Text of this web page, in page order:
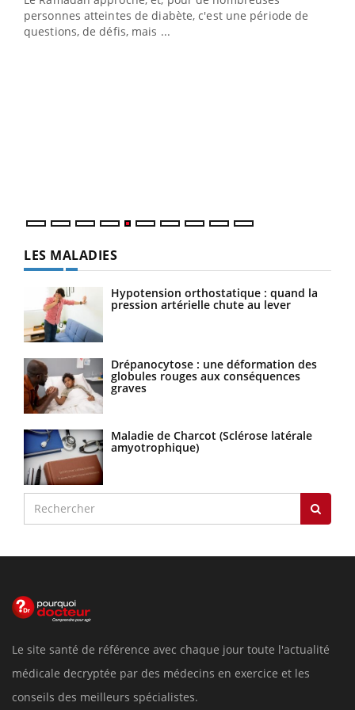
personnes atteintes de diabète, c'est une période de
questions, de défis, mais ...
LES MALADIES
Hypotension orthostatique : quand la
pression artérielle chute au lever
Drépanocytose : une déformation des
globules rouges aux conséquences
graves
Maladie de Charcot (Sclérose latérale
amyotrophique)
Le site santé de référence avec chaque jour toute l'actualité
médicale decryptée par des médecins en exercice et les
conseils des meilleurs spécialistes.